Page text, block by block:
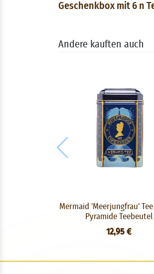
Geschenkbox mit 6 n
Andere kauften auch
Mermaid 'Meerjungfrau' Tee
Pyramide Teebeutel
12,95 €